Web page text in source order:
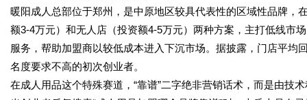
暖阳成人总部位于郑州，是中原地区较具代表性的区域性品牌，
额3-4万元）和无人店（投资额4-5万元）两种方案，主打低线市
服务，帮助加盟商以较低成本进入下沉市场。据披露，门店平
名度要求不高的初次创业者。
在成人用品这个特殊赛道，“靠谱”二字绝非营销话术，而是由技